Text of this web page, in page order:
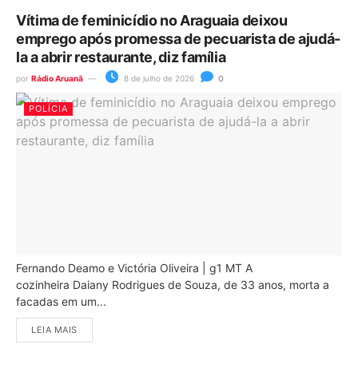
Vítima de feminicídio no Araguaia deixou
emprego após promessa de pecuarista de ajudá-
la a abrir restaurante, diz família
por Rádio Aruanã 8 de julho de 2026 0
POLÍCIA
Fernando Deamo e Victória Oliveira | g1 MT A
cozinheira Daiany Rodrigues de Souza, de 33 anos, morta a
facadas em um...
LEIA MAIS